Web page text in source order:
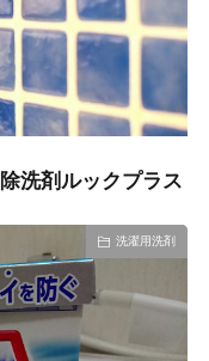
洗剤ルックプラス
洗濯用洗剤